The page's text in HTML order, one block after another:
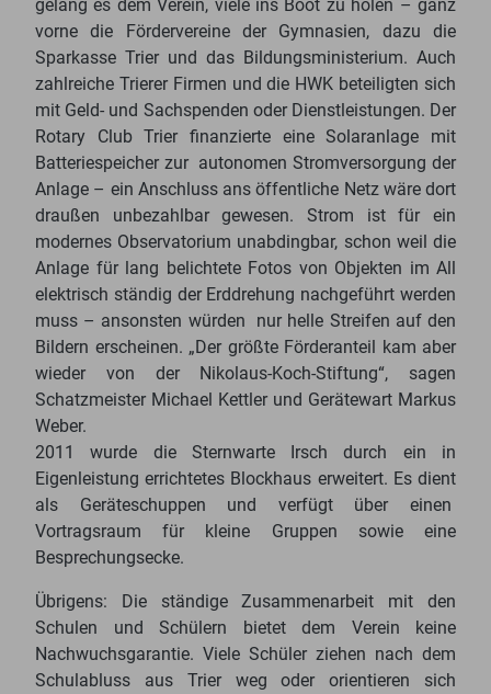
gelang es dem Verein, viele ins Boot zu holen – ganz
vorne die Fördervereine der Gymnasien, dazu die
Sparkasse Trier und das Bildungsministerium. Auch
zahlreiche Trierer Firmen und die HWK beteiligten sich
mit Geld- und Sachspenden oder Dienstleistungen. Der
Rotary Club Trier finanzierte eine Solaranlage mit
Batteriespeicher zur autonomen Stromversorgung der
Anlage – ein Anschluss ans öffentliche Netz wäre dort
draußen unbezahlbar gewesen. Strom ist für ein
modernes Observatorium unabdingbar, schon weil die
Anlage für lang belichtete Fotos von Objekten im All
elektrisch ständig der Erddrehung nachgeführt werden
muss – ansonsten würden nur helle Streifen auf den
Bildern erscheinen. „Der größte Förderanteil kam aber
wieder von der Nikolaus-Koch-Stiftung“, sagen
Schatzmeister Michael Kettler und Gerätewart Markus
Weber.
2011 wurde die Sternwarte Irsch durch ein in
Eigenleistung errichtetes Blockhaus erweitert. Es dient
als Geräteschuppen und verfügt über einen
Vortragsraum für kleine Gruppen sowie eine
Besprechungsecke.
Übrigens: Die ständige Zusammenarbeit mit den
Schulen und Schülern bietet dem Verein keine
Nachwuchsgarantie. Viele Schüler ziehen nach dem
Schulabluss aus Trier weg oder orientieren sich